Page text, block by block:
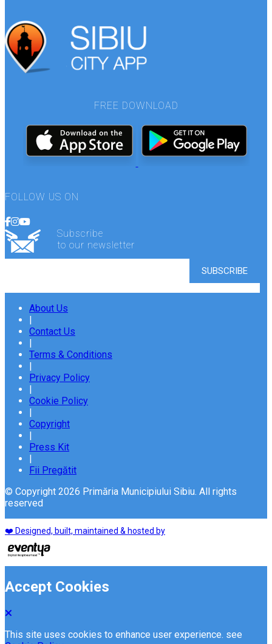
FREE DOWNLOAD
FOLLOW US ON
Subscribe
to our newsletter
About Us
|
Contact Us
|
Terms & Conditions
|
Privacy Policy
|
Cookie Policy
|
Copyright
|
Press Kit
|
Fii Pregătit
© Copyright 2026 Primăria Municipiului Sibiu. All rights
reserved
❤️ Designed, built, maintained & hosted by
Accept Cookies
This site uses cookies to enhance user experience. see